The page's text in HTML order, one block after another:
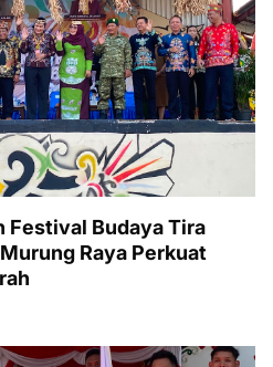
Festival Budaya Tira
Raya Perkuat